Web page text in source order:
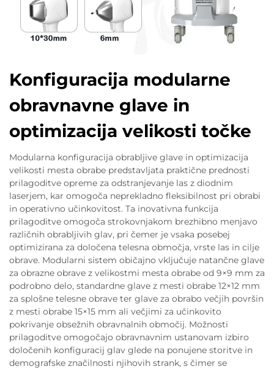
Konfiguracija modularne
obravnavne glave in
optimizacija velikosti točke
Modularna konfiguracija obrabljive glave in optimizacija
velikosti mesta obrabe predstavljata praktične prednosti
prilagoditve opreme za odstranjevanje las z diodnim
laserjem, kar omogoča neprekladno fleksibilnost pri obrabi
in operativno učinkovitost. Ta inovativna funkcija
prilagoditve omogoča strokovnjakom brezhibno menjavo
različnih obrabljivih glav, pri čemer je vsaka posebej
optimizirana za določena telesna območja, vrste las in cilje
obrave. Modularni sistem običajno vključuje natančne glave
za obrazne obrave z velikostmi mesta obrabe od 9×9 mm za
podrobno delo, standardne glave z mesti obrabe 12×12 mm
za splošne telesne obrave ter glave za obrabo večjih površin
z mesti obrabe 15×15 mm ali večjimi za učinkovito
pokrivanje obsežnih obravnalnih območij. Možnosti
prilagoditve omogočajo obravnavnim ustanovam izbiro
določenih konfiguracij glav glede na ponujene storitve in
demografske značilnosti njihovih strank, s čimer se